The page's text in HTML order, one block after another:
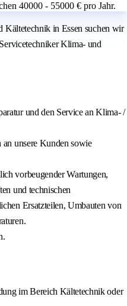
40000 - 55000 € pro Jahr.
Kältetechnik in Essen suchen wir
Klima- und
und den Service an Klima- /
unsere Kunden sowie
vorbeugender Wartungen,
und technischen
Ersatzteilen, Umbauten von
im Bereich Kältetechnik oder